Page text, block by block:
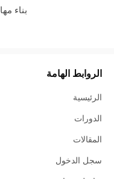
بناء
الروابط الهامة
الرئيسية
الدورات
المقالات
سجل الدخول